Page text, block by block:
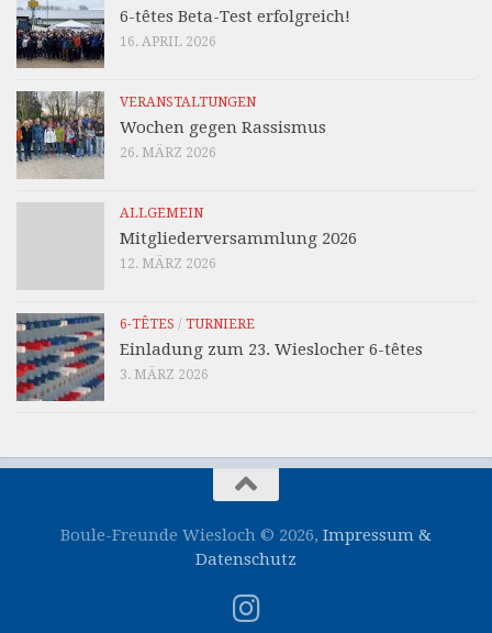
6-têtes Beta-Test erfolgreich!
16. APRIL 2026
VERANSTALTUNGEN
Wochen gegen Rassismus
26. MÄRZ 2026
ALLGEMEIN
Mitgliederversammlung 2026
12. MÄRZ 2026
6-TÊTES / TURNIERE
Einladung zum 23. Wieslocher 6-têtes
3. MÄRZ 2026
Boule-Freunde Wiesloch © 2026, Impressum &
Datenschutz